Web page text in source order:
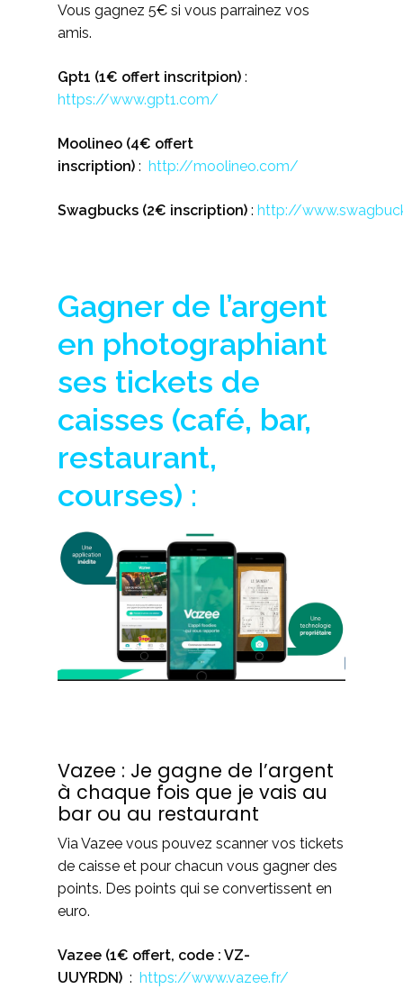
Vous gagnez 5€ si vous parrainez vos
amis.
Gpt1 (1€ offert inscritpion) :
https://www.gpt1.com/
Moolineo (4€ offert
inscription) : http://moolineo.com/
Swagbucks (2€ inscription) : http://
Gagner de l’argent
en photographiant
ses tickets de
caisses (café, bar,
restaurant,
courses) :
Vazee : Je gagne de l’argent
à chaque fois que je vais au
bar ou au restaurant
Via Vazee vous pouvez scanner vos tickets
de caisse et pour chacun vous gagner des
points. Des points qui se convertissent en
euro.
Vazee (1€ offert, code : VZ-
UUYRDN) : https://www.vazee.fr/